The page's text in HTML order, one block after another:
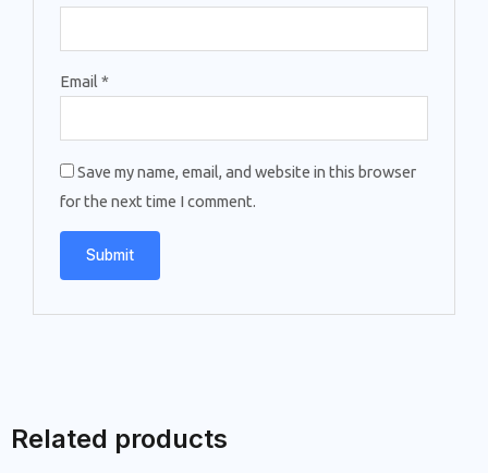
Email*
Save my name, email, and website in this browser
for the next time I comment.
Related products